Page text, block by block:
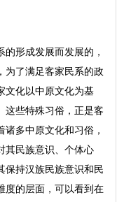
形成发展而发展的，
了满足客家民系的政
文化以中原文化为基
这些特殊习俗，正是客
多中原文化和习俗，
其民族意识、个体心
保持汉族民族意识和民
度的层面，可以看到在